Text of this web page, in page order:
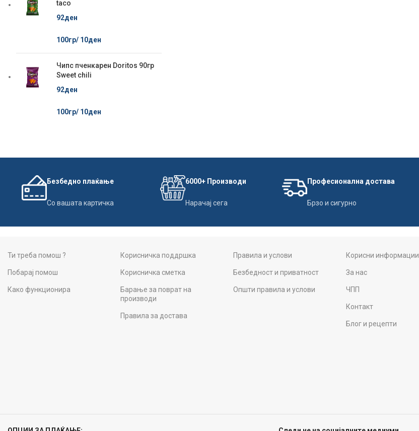
taco
92ден
100гр/ 10ден
Чипс пченкарен Doritos 90гр
Sweet chili
92ден
100гр/ 10ден
Безбедно плаќање
Со вашата картичка
6000+ Производи
Нарачај сега
Професионална достава
Брзо и сигурно
Ти треба помош ?
Побарај помош
Како функционира
Корисничка поддршка
Корисничка сметка
Барање за поврат на
производи
Правила за достава
Правила и услови
Безбедност и приватност
Општи правила и услови
Корисни информации
За нас
ЧПП
Контакт
Блог и рецепти